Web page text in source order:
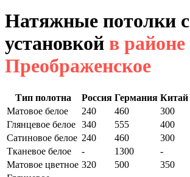
Натяжные потолки с
установкой в районе
Преображенское
Тип полотна Россия Германия Китай
Матовое белое
240 460 300
Глянцевое белое 340 555 400
Сатиновое белое 240 460 300
Тканевое белое
- 1300 -
Матовое цветное 320 500 350